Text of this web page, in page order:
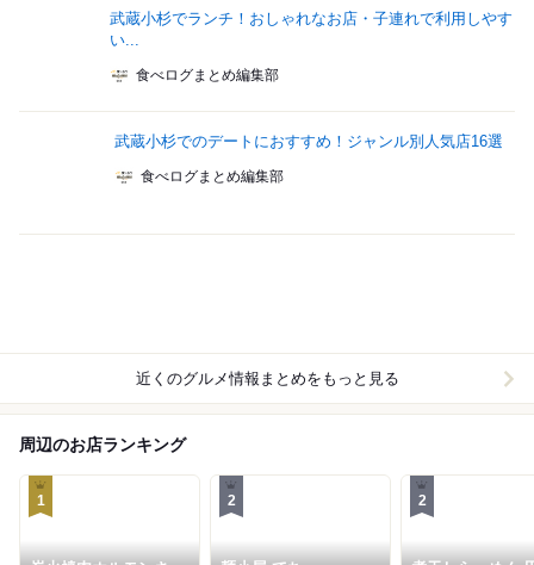
武蔵小杉でランチ！おしゃれなお店・子連れで利用しやす
い...
食べログまとめ編集部
武蔵小杉でのデートにおすすめ！ジャンル別人気店16選
食べログまとめ編集部
近くのグルメ情報まとめをもっと見る
周辺のお店ランキング
1 2 2